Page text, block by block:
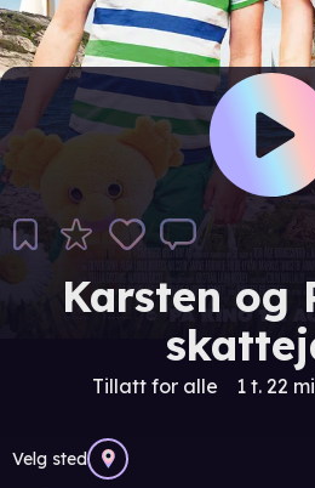
Karsten og
Tillatt for alle 1 t. 22
Velg sted